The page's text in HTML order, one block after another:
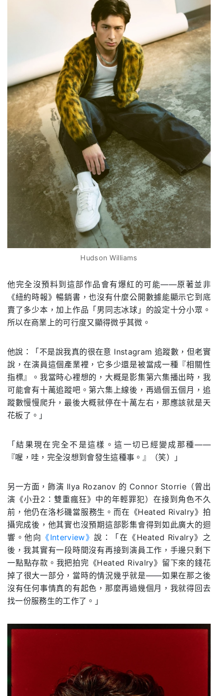
Hudson Williams
他完全沒預料到這部作品會有爆紅的可能——原著並非
《紐約時報》暢銷書，也沒有什麼公開數據能顯示它到底
賣了多少本，加上作品「男同志冰球」的設定十分小眾。
所以在商業上的可行度又顯得微乎其微。
他說：「不是說我真的很在意 Instagram 追蹤數，但老實
說，在演員這個產業裡，它多少還是被當成一種『相關性
指標』。我當時心裡想的，大概是影集第六集播出時，我
可能會有十萬追蹤吧。第六集上線後，再過個五個月，追
蹤數慢慢爬升，最後大概就停在十萬左右，那應該就是天
花板了。」
「結果現在完全不是這樣。這一切已經變成那種——
『喔，哇，完全沒想到會發生這種事。』（笑）」
另一方面，飾演 Ilya Rozanov 的 Connor Storrie（曾出
演《小丑2：雙重瘋狂》中的年輕罪犯）在接到角色不久
前，他仍在洛杉磯當服務生。而在《Heated Rivalry》拍
攝完成後，他其實也沒預期這部影集會得到如此廣大的迴
響。他向 《Interview》說：「在《Heated Rivalry》之
後，我其實有一段時間沒有再接到演員工作，手邊只剩下
一點點存款。我把拍完《Heated Rivalry》留下來的錢花
掉了很大一部分，當時的情況幾乎就是——如果在那之後
沒有任何事情真的有起色，那麼再過幾個月，我就得回去
找一份服務生的工作了。」